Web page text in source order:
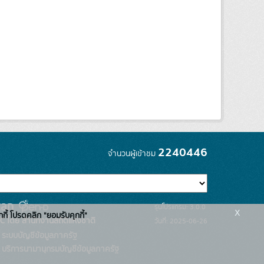
จำนวนผู้เข้าชม 2240446
โดย สำนักงานสถิติแห่งชาติ
รุ่นโปรแกรม: 3.0.0
วันที่: 2025-06-26
กี้ โปรดคลิก "ยอมรับคุกกี้" x